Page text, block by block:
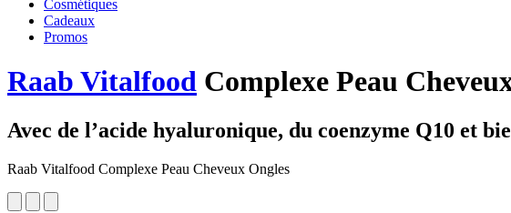
Cosmétiques
Cadeaux
Promos
Raab Vitalfood Complexe Peau
Avec de l’acide hyaluronique, du coenzyme Q10 et
Raab Vitalfood Complexe Peau Cheveux Ongles